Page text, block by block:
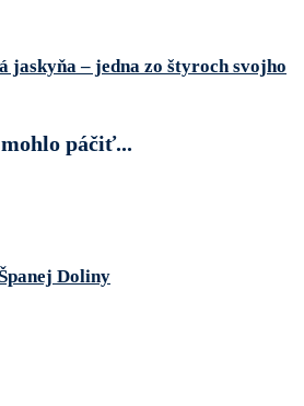
jaskyňa – jedna zo štyroch svojho
páčiť...
Doliny